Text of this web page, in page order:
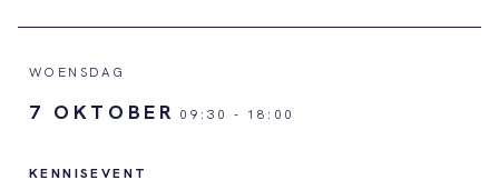
WOENSDAG
7 OKTOBER 09:30 - 18:00
KENNISEVENT